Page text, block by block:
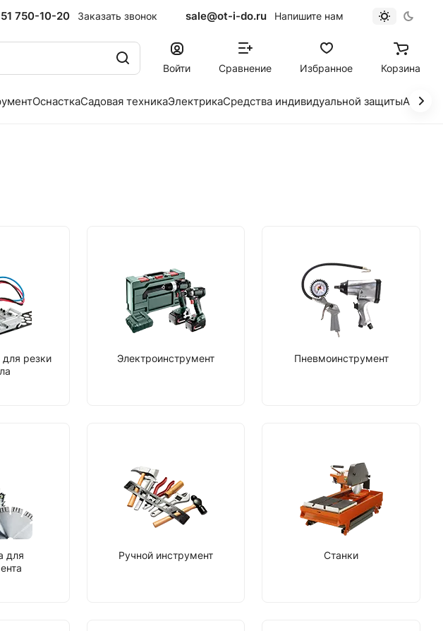
750-10-20 Заказать звонок sale@ot-i-do.ru Напишите нам
Войти Сравнение Избранное Корзина
ОснасткаСадовая техникаЭлектрикаСредства индивидуальной защиты
резки
Электроинструмент Пневмоинструмент
для
Ручной инструмент Станки